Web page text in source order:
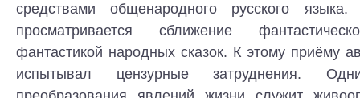
средствами общенародного русского
просматривается сближение
фантастикой народных сказок. К этому приёму
испытывал цензурные затруднения.